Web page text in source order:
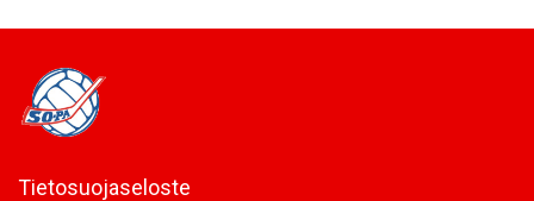
Tietosuojaseloste